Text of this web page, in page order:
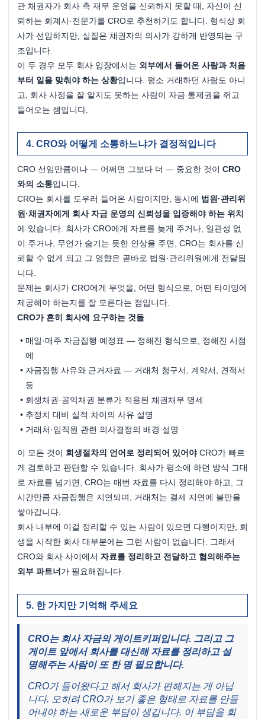
관 채권자가 회사 측 재무 운영을 신뢰하지 못할 때, 자신이 신
뢰하는 회계사·전문가를 CRO로 추천하기도 합니다. 형식상 회
사가 선임하지만, 실질은 채권자의 의사가 강하게 반영되는 구
조입니다.
이 두 경우 모두 회사 입장에서는 외부에서 들어온 사람과 처음
부터 일을 맞춰야 하는 상황입니다. 평소 거래하던 사람도 아니
고, 회사 사정을 잘 알지도 못하는 사람이 자금 통제권을 쥐고
들어오는 셈입니다.
CRO와 어떻게 소통하느냐가 결정적입니다
CRO 선임만큼이나 — 어쩌면 그보다 더 — 중요한 것이 CRO
와의 소통입니다.
CRO는 회사를 도우러 들어온 사람이지만, 동시에 법원·관리위
원·채권자에게 회사 자금 운영의 신뢰성을 입증해야 하는 위치
에 있습니다. 회사가 CRO에게 자료를 늦게 주거나, 일관성 없
이 주거나, 무언가 숨기는 듯한 인상을 주면, CRO는 회사를 신
뢰할 수 없게 되고 그 영향은 곧바로 법원·관리위원에게 전달됩
니다.
문제는 회사가 CRO에게 무엇을, 어떤 형식으로, 어떤 타이밍에
제공해야 하는지를 잘 모른다는 점입니다.
CRO가 흔히 회사에 요구하는 것들
매일·매주 자금집행 예정표 — 정해진 형식으로, 정해진 시점
에
자금집행 사유와 근거자료 — 거래처 청구서, 계약서, 견적서
등
회생채권·공익채권 분류가 적용된 채권채무 명세
추정치 대비 실적 차이의 사유 설명
거래처·임직원 관련 의사결정의 배경 설명
이 모든 것이 회생절차의 언어로 정리되어 있어야 CRO가 빠르
게 검토하고 판단할 수 있습니다. 회사가 평소에 하던 방식 그대
로 자료를 넘기면, CRO는 매번 자료를 다시 정리해야 하고, 그
시간만큼 자금집행은 지연되며, 거래처는 결제 지연에 불만을
쌓아갑니다.
회사 내부에 이걸 정리할 수 있는 사람이 있으면 다행이지만, 회
생을 시작한 회사 대부분에는 그런 사람이 없습니다. 그래서
CRO와 회사 사이에서 자료를 정리하고 전달하고 협의해주는
외부 파트너 가 필요해집니다.
한 가지만 기억해 주세요
CRO는 회사 자금의 게이트키퍼입니다. 그리고 그
게이트 앞에서 회사를 대신해 자료를 정리하고 설
명해주는 사람이 또 한 명 필요합니다.
CRO가 들어왔다고 해서 회사가 편해지는 게 아닙
니다. 오히려 CRO가 보기 좋은 형태로 자료를 만들
어내야 하는 새로운 부담이 생깁니다. 이 부담을 회